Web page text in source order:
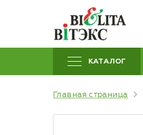
КАТАЛОГ
Главная страница